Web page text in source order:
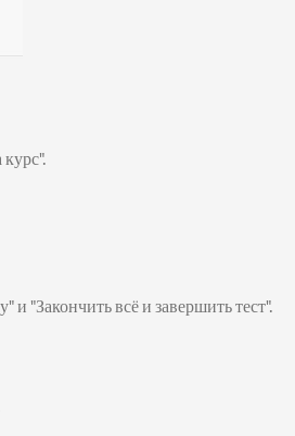
"Закончить всё и завершить тест".